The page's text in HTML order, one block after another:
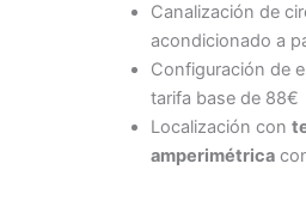
Canalización de
acondicionado a
Configuración de
tarifa base de 88€
Localización con
amperimétrica